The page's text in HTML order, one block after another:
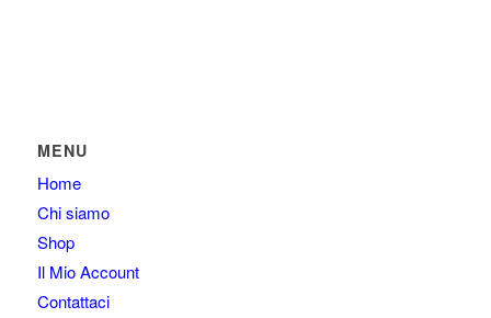
MENU
Home
Chi siamo
Shop
Il Mio Account
Contattaci